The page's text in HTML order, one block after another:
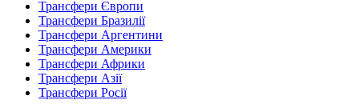
Трансфери Європи
Трансфери Бразилії
Трансфери Аргентини
Трансфери Америки
Трансфери Африки
Трансфери Азії
Трансфери Росії